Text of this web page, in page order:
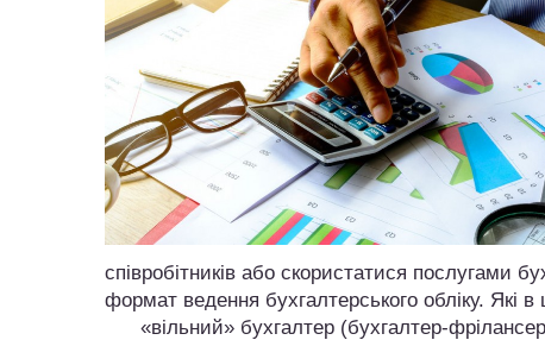
співробітників або скористатися послугами
формат ведення бухгалтерського обліку. Які
«вільний» бухгалтер (бухгалтер-